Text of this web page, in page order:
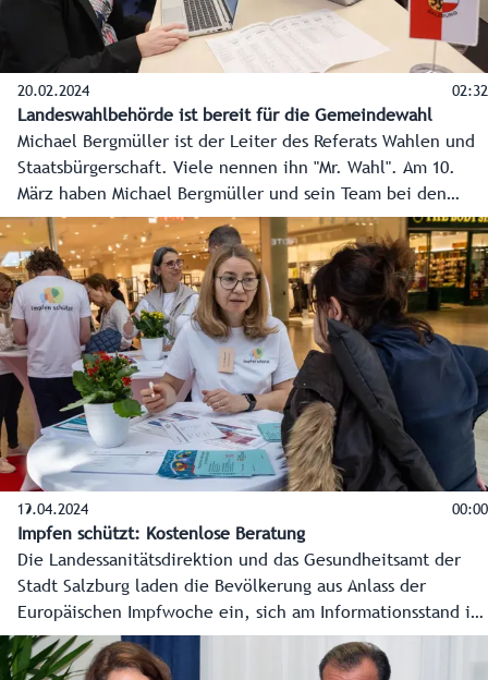
20.02.2024 02:32
Landeswahlbehörde ist bereit für die Gemeindewahl
Michael Bergmüller ist der Leiter des Referats Wahlen und
Staatsbürgerschaft. Viele nennen ihn "Mr. Wahl". Am 10.
März haben Michael Bergmüller und sein Team bei den
Gemeindewahlen wieder viel zu tun, damit alles korrekt
abläuft.
19.04.2024 00:00
Impfen schützt: Kostenlose Beratung
Die Landessanitätsdirektion und das Gesundheitsamt der
Stadt Salzburg laden die Bevölkerung aus Anlass der
Europäischen Impfwoche ein, sich am Informationsstand im
Europark zu informieren. Die gemeinsame Initiative von
Stadt und Land trägt das Motto „Impfen schützt" und betont